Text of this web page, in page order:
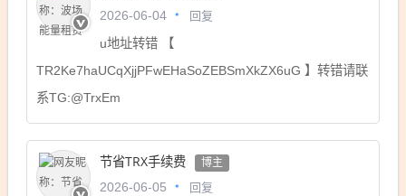
2026-06-04 回复
u地址转错 【
TR2Ke7haUCqXjjPFwEHaSoZEBSmXkZX6uG 】转错请联
系TG:@TrxEm
节省TRX手续费 博主
2026-06-05 回复